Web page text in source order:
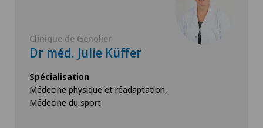
Clinique de Genolier
Dr méd. Julie Küffer
Spécialisation
Médecine physique et réadaptation,
Médecine du sport